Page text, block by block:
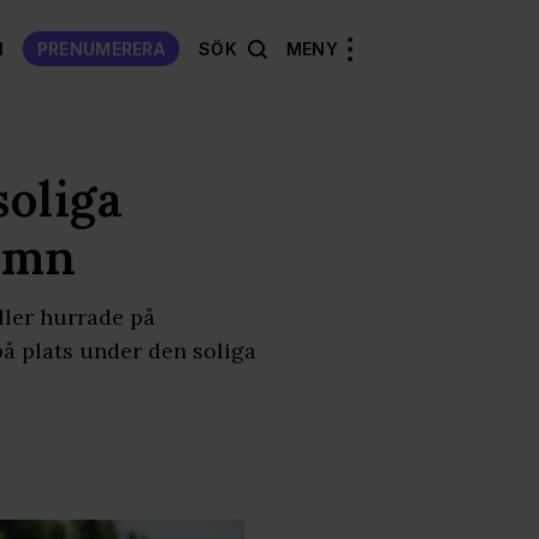
PRENUMERERA SÖK MENY
hurrade på
plats under den soliga